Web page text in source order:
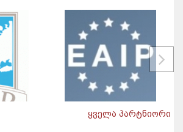
ყველა პარტნიორი